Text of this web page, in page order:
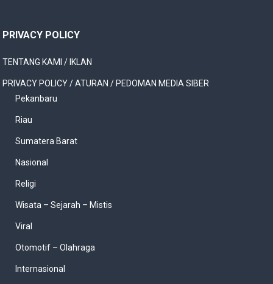
PRIVACY POLICY
TENTANG KAMI / IKLAN
PRIVACY POLICY / ATURAN / PEDOMAN MEDIA SIBER
Pekanbaru
Riau
Sumatera Barat
Nasional
Religi
Wisata – Sejarah – Mistis
Viral
Otomotif – Olahraga
Internasional